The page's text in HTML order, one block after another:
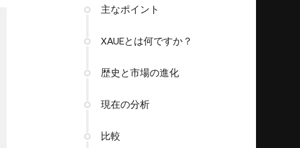
主なポイント
XAUEとは何ですか？
歴史と市場の進化
現在の分析
比較